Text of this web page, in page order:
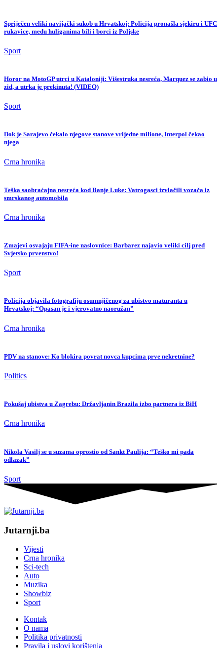
Spriječen veliki navijački sukob u Hrvatskoj: Policija pronašla sjekiru i UFC
rukavice, među huliganima bili i borci iz Poljske
Sport
Horor na MotoGP utrci u Kataloniji: Višestruka nesreća, Marquez se zabio u
zid, a utrka je prekinuta! (VIDEO)
Sport
Dok je Sarajevo čekalo njegove stanove vrijedne milione, Interpol čekao
njega
Crna hronika
Teška saobraćajna nesreća kod Banje Luke: Vatrogasci izvlačili vozača iz
smrskanog automobila
Crna hronika
Zmajevi osvajaju FIFA-ine naslovnice: Barbarez najavio veliki cilj pred
Svjetsko prvenstvo!
Sport
Policija objavila fotografiju osumnjičenog za ubistvo maturanta u
Hrvatskoj: “Opasan je i vjerovatno naoružan”
Crna hronika
PDV na stanove: Ko blokira povrat novca kupcima prve nekretnine?
Politics
Pokušaj ubistva u Zagrebu: Državljanin Brazila izbo partnera iz BiH
Crna hronika
Nikola Vasilj se u suzama oprostio od Sankt Paulija: “Teško mi pada
odlazak”
Sport
Jutarnji.ba
Vijesti
Crna hronika
Sci-tech
Auto
Muzika
Showbiz
Sport
Kontak
O nama
Politika privatnosti
Pravila i uslovi korištenja